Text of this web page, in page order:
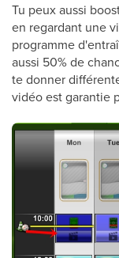
Tu peux aussi
en regardant une
programme
aussi 50% de
te donner
vidéo est garantie